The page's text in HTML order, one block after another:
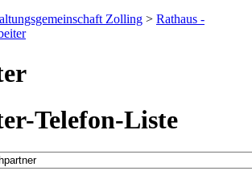
Zolling > Rathaus -
Telefon-Liste